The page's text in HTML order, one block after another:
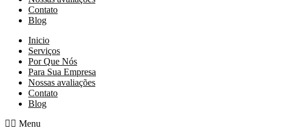
Contato
Blog
Inicio
Serviços
Por Que Nós
Para Sua Empresa
Nossas avaliações
Contato
Blog
Menu